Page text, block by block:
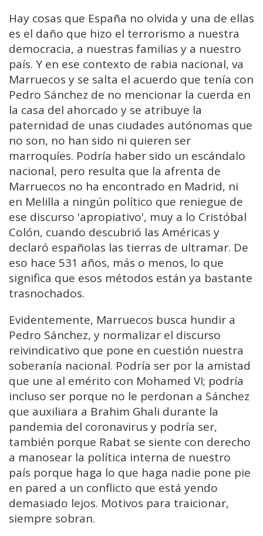
Hay cosas que España no olvida y una de ellas
es el daño que hizo el terrorismo a nuestra
democracia, a nuestras familias y a nuestro
país. Y en ese contexto de rabia nacional, va
Marruecos y se salta el acuerdo que tenía con
Pedro Sánchez de no mencionar la cuerda en
la casa del ahorcado y se atribuye la
paternidad de unas ciudades autónomas que
no son, no han sido ni quieren ser
marroquíes. Podría haber sido un escándalo
nacional, pero resulta que la afrenta de
Marruecos no ha encontrado en Madrid, ni
en Melilla a ningún político que reniegue de
ese discurso 'apropiativo', muy a lo Cristóbal
Colón, cuando descubrió las Américas y
declaró españolas las tierras de ultramar. De
eso hace 531 años, más o menos, lo que
significa que esos métodos están ya bastante
trasnochados.
Evidentemente, Marruecos busca hundir a
Pedro Sánchez, y normalizar el discurso
reivindicativo que pone en cuestión nuestra
soberanía nacional. Podría ser por la amistad
que une al emérito con Mohamed VI; podría
incluso ser porque no le perdonan a Sánchez
que auxiliara a Brahim Ghali durante la
pandemia del coronavirus y podría ser,
también porque Rabat se siente con derecho
a manosear la política interna de nuestro
país porque haga lo que haga nadie pone pie
en pared a un conflicto que está yendo
demasiado lejos. Motivos para traicionar,
siempre sobran.